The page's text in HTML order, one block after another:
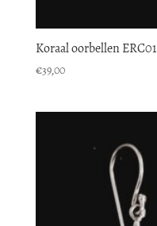
Koraal oorbellen ERC01
€39,00